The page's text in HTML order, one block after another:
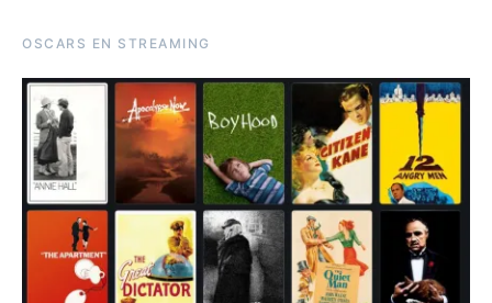
OSCARS EN STREAMING